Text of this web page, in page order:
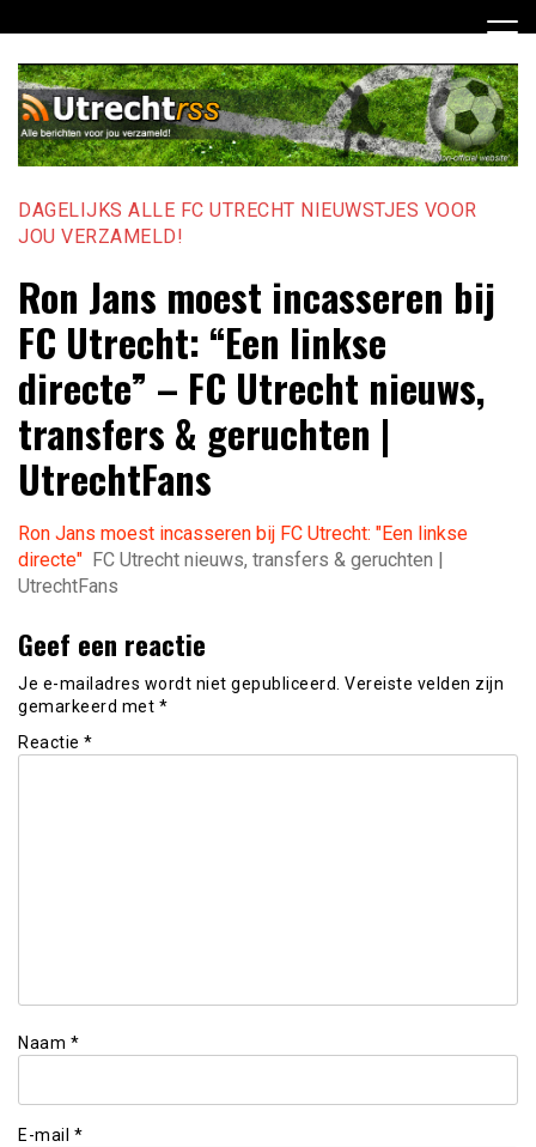
naar
inhoud
DAGELIJKS ALLE FC UTRECHT NIEUWSTJES VOOR
JOU VERZAMELD!
Ron Jans moest incasseren bij
FC Utrecht: “Een linkse
directe” – FC Utrecht nieuws,
transfers & geruchten |
UtrechtFans
Ron Jans moest incasseren bij FC Utrecht: "Een linkse
directe" FC Utrecht nieuws, transfers & geruchten |
UtrechtFans
Geef een reactie
Je e-mailadres wordt niet gepubliceerd. Vereiste velden zijn
gemarkeerd met *
Reactie *
Naam *
E-mail *